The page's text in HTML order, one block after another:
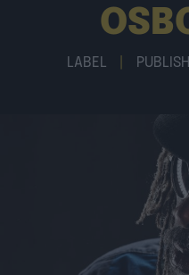
LABEL